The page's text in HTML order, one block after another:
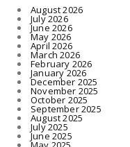
August 2026
July 2026
June 2026
May 2026
April 2026
March 2026
February 2026
January 2026
December 2025
November 2025
October 2025
September 2025
August 2025
July 2025
June 2025